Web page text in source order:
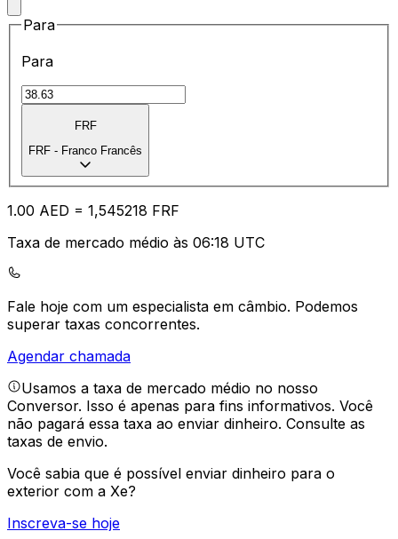
Para
Para
FRF
FRF - Franco Francês
1.00 AED = 1,545218 FRF
Taxa de mercado médio às 06:18 UTC
Fale hoje com um especialista em câmbio. Podemos
superar taxas concorrentes.
Agendar chamada
Usamos a taxa de mercado médio no nosso
Conversor. Isso é apenas para fins informativos. Você
não pagará essa taxa ao enviar dinheiro. Consulte as
taxas de envio.
Você sabia que é possível enviar dinheiro para o
exterior com a Xe?
Inscreva-se hoje